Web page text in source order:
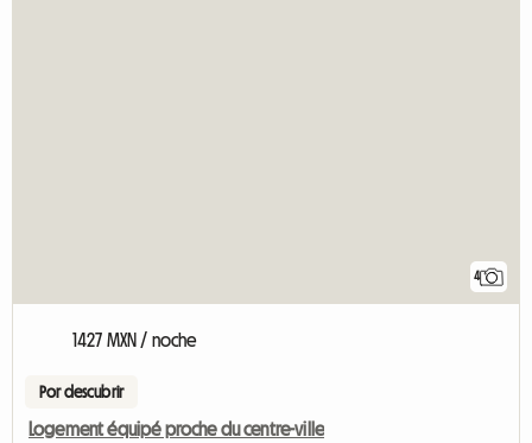
4
1427 MXN / noche
Por descubrir
Logement équipé proche du centre-ville